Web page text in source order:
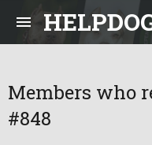
Members who
#848